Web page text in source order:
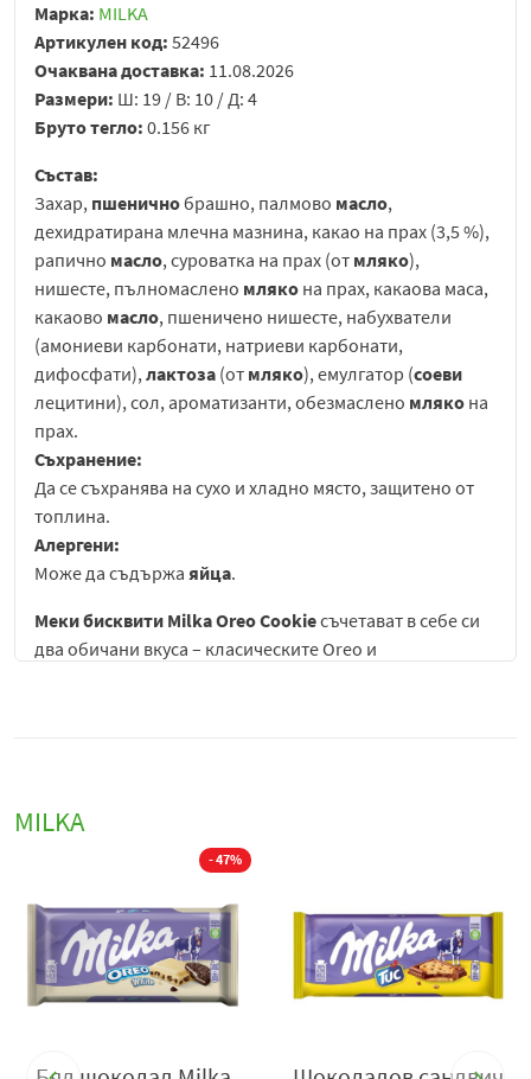
Марка: MILKA
Артикулен код: 52496
Очаквана доставка: 11.08.2026
Размери: Ш: 19 / В: 10 / Д: 4
Бруто тегло: 0.156 кг
Състав:
Захар, пшеничнобрашно, палмово масло,
дехидратирана млечна мазнина, какао на прах (3,5 %),
рапично масло, суроватка на прах (от мляко),
нишесте, пълномаслено мляко на прах, какаова маса,
какаово масло, пшеничено нишесте, набухватели
(амониеви карбонати, натриеви карбонати,
дифосфати),лактоза (от мляко), емулгатор (соеви
лецитини), сол, ароматизанти, обезмаслено мляко на
прах.
Съхранение:
Да се съхранява на сухо и хладно място, защитено от
топлина.
Алергени:
Може да съдържа яйца.
Меки бисквити Milka Oreo Cookieсъчетават в себе си
два обичани вкуса – класическите Oreo и
съвършенство – шоколадът Milka. Всяка хапка
предлага изключително балансирано съчетание от
сладост, хрупкавост и кремообразност, което прави
този продукт идеален избор за любителите на
бисквитки и шоколад.
Описание и особености:
MILKA
- 47%